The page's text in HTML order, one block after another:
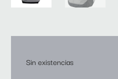
Sin existencias